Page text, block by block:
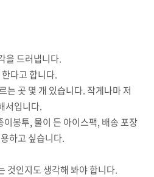
을 드러냅니다.
다고 합니다.
는 곳 몇 개 있습니다. 작게나마 저
서입니다.
봉투, 물이 든 아이스팩, 배송 포장
하고 싶습니다.
것인지도 생각해 봐야 합니다.